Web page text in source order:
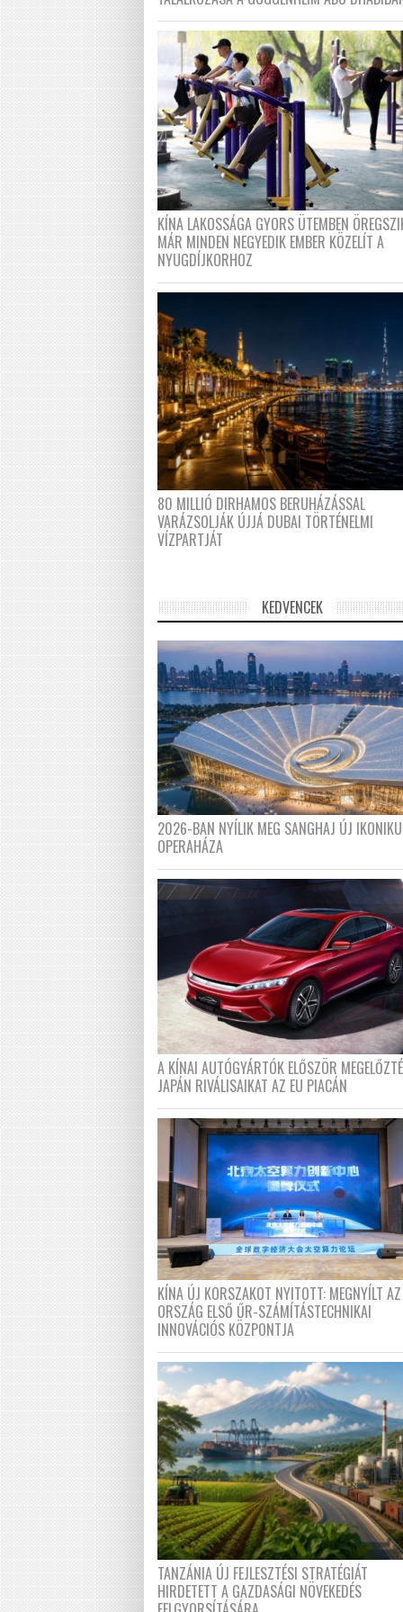
KÍNA LAKOSSÁGA GYORS ÜTEMBEN
MÁR MINDEN NEGYEDIK EMBER KÖZELÍT A
NYUGDÍJKORHOZ
80 MILLIÓ DIRHAMOS BERUHÁZÁSSAL
VARÁZSOLJÁK ÚJJÁ DUBAI TÖRTÉNELMI
VÍZPARTJÁT
KEDVENCEK
2026-BAN NYÍLIK MEG SANGHAJ ÚJ
OPERAHÁZA
A KÍNAI AUTÓGYÁRTÓK ELŐSZÖR
JAPÁN RIVÁLISAIKAT AZ EU PIACÁN
KÍNA ÚJ KORSZAKOT NYITOTT: MEGNYÍLT AZ
ORSZÁG ELSŐ ŰR-SZÁMÍTÁSTECHNIKAI
INNOVÁCIÓS KÖZPONTJA
TANZÁNIA ÚJ FEJLESZTÉSI STRATÉGIÁT
HIRDETETT A GAZDASÁGI NÖVEKEDÉS